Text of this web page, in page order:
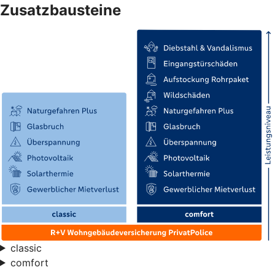
Zusatzbausteine
classic
comfort